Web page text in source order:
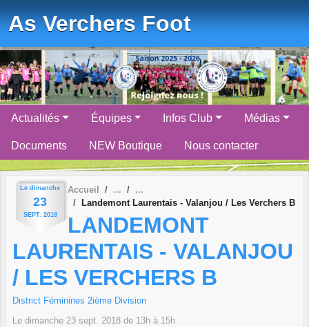
As Verchers Foot
Actualités Équipes Infos Club Médias
Documents NEW Boutique Nous contacter
Le dimanche
23
SEPT. 2018
Accueil
Landemont Laurentais - Valanjou / Les Verchers B
LANDEMONT
LAURENTAIS - VALANJOU
/ LES VERCHERS B
District Féminines 2ième Division
Le dimanche 23 sept. 2018 de 13h à 15h